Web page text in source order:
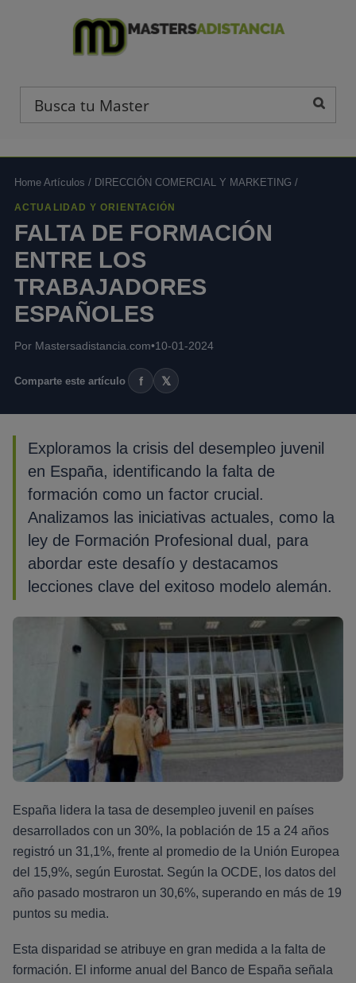
Home Artículos / DIRECCIÓN COMERCIAL Y MARKETING /
ACTUALIDAD Y ORIENTACIÓN
FALTA DE FORMACIÓN
ENTRE LOS
TRABAJADORES
ESPAÑOLES
Por Mastersadistancia.com•10-01-2024
Comparte este artículo f 𝕏
Exploramos la crisis del desempleo juvenil
en España, identificando la falta de
formación como un factor crucial.
Analizamos las iniciativas actuales, como la
ley de Formación Profesional dual, para
abordar este desafío y destacamos
lecciones clave del exitoso modelo alemán.
España lidera la tasa de desempleo juvenil en países
desarrollados con un 30%, la población de 15 a 24 años
registró un 31,1%, frente al promedio de la Unión Europea
del 15,9%, según Eurostat. Según la OCDE, los datos del
año pasado mostraron un 30,6%, superando en más de 19
puntos su media.
Esta disparidad se atribuye en gran medida a la falta de
formación. El informe anual del Banco de España señala